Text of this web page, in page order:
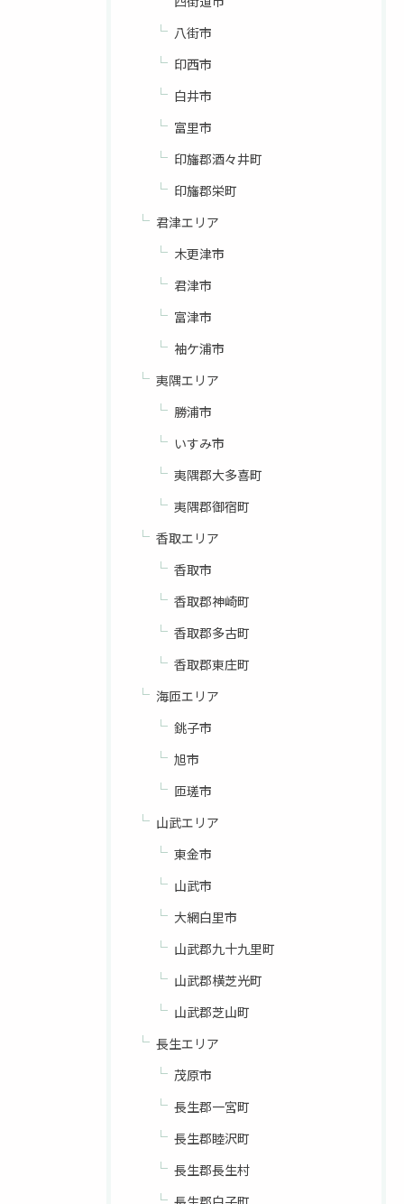
八街市
印西市
白井市
富里市
印旛郡酒々井町
印旛郡栄町
君津エリア
木更津市
君津市
富津市
袖ケ浦市
夷隅エリア
勝浦市
いすみ市
夷隅郡大多喜町
夷隅郡御宿町
香取エリア
香取市
香取郡神崎町
香取郡多古町
香取郡東庄町
海匝エリア
銚子市
旭市
匝瑳市
山武エリア
東金市
山武市
大網白里市
山武郡九十九里町
山武郡横芝光町
山武郡芝山町
長生エリア
茂原市
長生郡一宮町
長生郡睦沢町
長生郡長生村